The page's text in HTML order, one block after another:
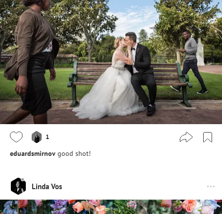
1
eduardsmirnov good shot!
Linda Vos